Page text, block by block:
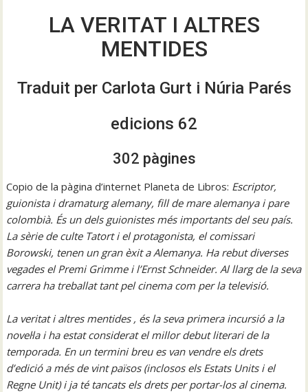
LA VERITAT I ALTRES
MENTIDES
Traduit per Carlota Gurt i Núria Parés
edicions 62
302 pàgines
Copio de la pàgina d’internet Planeta de Libros: Escriptor,
guionista i dramaturg alemany, fill de mare alemanya i pare
colombià. És un dels guionistes més importants del seu país.
La sèrie de culte Tatort i el protagonista, el comissari
Borowski, tenen un gran èxit a Alemanya. Ha rebut diverses
vegades el Premi Grimme i l’Ernst Schneider. Al llarg de la seva
carrera ha treballat tant pel cinema com per la televisió.
La veritat i altres mentides , és la seva primera incursió a la
novel·la i ha estat considerat el millor debut literari de la
temporada. En un termini breu es van vendre els drets
d’edició a més de vint països (inclosos els Estats Units i el
Regne Unit) i ja té tancats els drets per portar-los al cinema.